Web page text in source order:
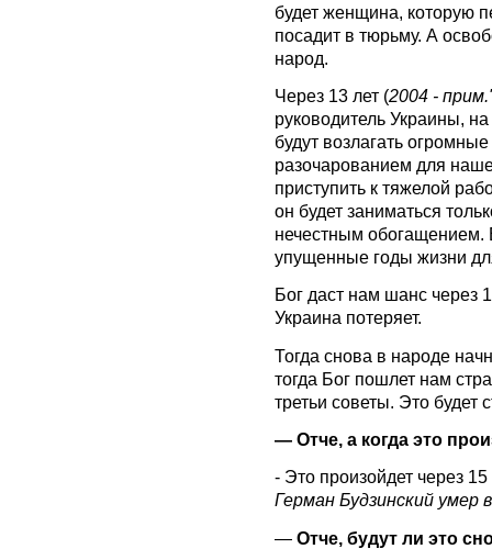
будет женщина, которую
посадит в тюрьму. А
народ.
Через 13 лет (2004 -
руководитель Украины,
будут возлагать
разочарованием для
приступить к тяжелой
он будет заниматься
нечестным обогащением.
упущенные годы жизни
Бог даст нам шанс через
Украина потеряет.
Тогда снова в народе
тогда Бог пошлет нам
третьи советы. Это будет
— Отче, а когда это
- Это произойдет через
Герман Будзинский умер
— Отче, будут ли это